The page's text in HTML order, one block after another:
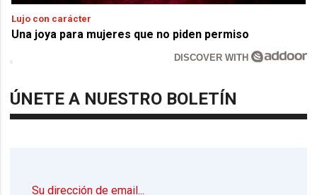
Lujo con carácter
Una joya para mujeres que no piden permiso
DISCOVER WITH
ÚNETE A NUESTRO BOLETÍN